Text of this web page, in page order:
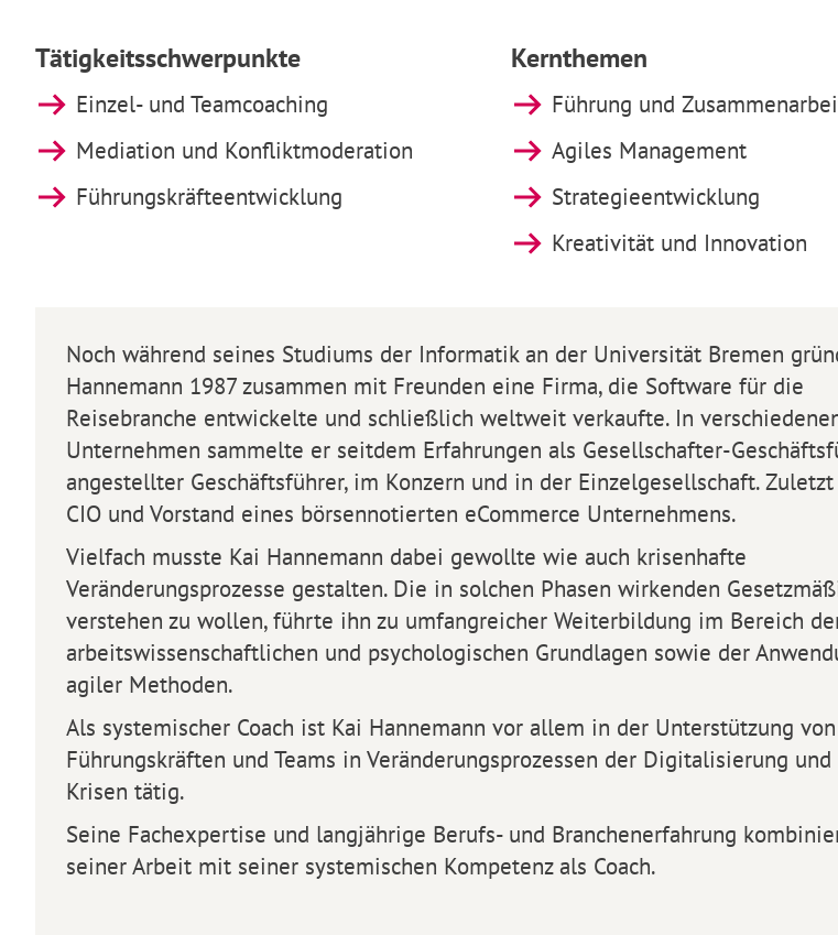
Tätigkeitsschwerpunkte
Einzel- und Teamcoaching
Mediation und Konfliktmoderation
Führungskräfteentwicklung
Kernthemen
Führung und
Agiles Management
Strategieentwicklung
Kreativität und Innovation
Noch während seines Studiums der Informatik an der Universität Bremen
Hannemann 1987 zusammen mit Freunden eine Firma, die Software für die
Reisebranche entwickelte und schließlich weltweit verkaufte. In
Unternehmen sammelte er seitdem Erfahrungen als Gesellschafter-
angestellter Geschäftsführer, im Konzern und in der Einzelgesellschaft.
CIO und Vorstand eines börsennotierten eCommerce Unternehmens.
Vielfach musste Kai Hannemann dabei gewollte wie auch krisenhafte
Veränderungsprozesse gestalten. Die in solchen Phasen wirkenden
verstehen zu wollen, führte ihn zu umfangreicher Weiterbildung im Bereich
arbeitswissenschaftlichen und psychologischen Grundlagen sowie der
agiler Methoden.
Als systemischer Coach ist Kai Hannemann vor allem in der Unterstützung von
Führungskräften und Teams in Veränderungsprozessen der Digitalisierung und
Krisen tätig.
Seine Fachexpertise und langjährige Berufs- und Branchenerfahrung
seiner Arbeit mit seiner systemischen Kompetenz als Coach.